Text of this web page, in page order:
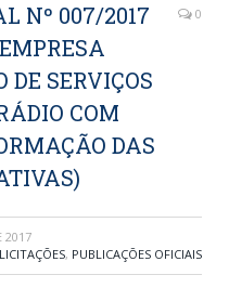
Nº 007/2017
DE SERVIÇOS
COM
DAS
0
2017
LICITAÇÕES, PUBLICAÇÕES OFICIAIS